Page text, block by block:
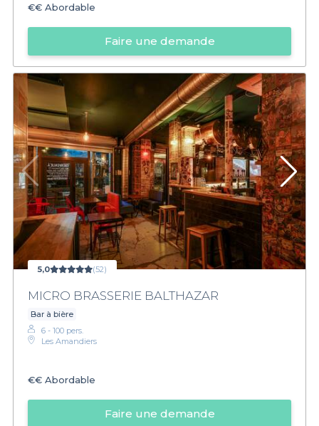
€€ Abordable
Faire une demande
5,0 (52)
MICRO BRASSERIE BALTHAZAR
Bar à bière
6 - 100 pers.
Les Amandiers
€€ Abordable
Faire une demande